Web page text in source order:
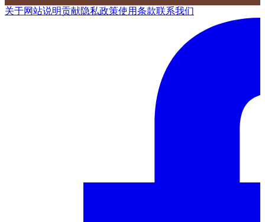
关于网站说明贡献隐私政策使用条款联系我们